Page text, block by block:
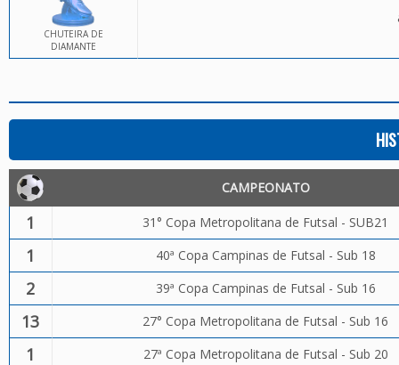
CHUTEIRA DE
DIAMANTE
CAMPEONATO
1 31° Copa Metropolitana de Futsal - SUB21
1 40ª Copa Campinas de Futsal - Sub 18
2 39ª Copa Campinas de Futsal - Sub 16
13 27° Copa Metropolitana de Futsal - Sub 16
1 27ª Copa Metropolitana de Futsal - Sub 20